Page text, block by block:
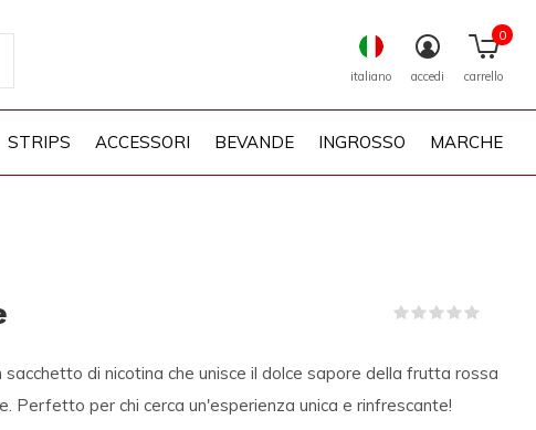
STRIPS ACCESSORI BEVANDE INGROSSO MARCHE
italiano accedi carrello
0
sacchetto di nicotina che unisce il dolce sapore della frutta rossa
Perfetto per chi cerca un'esperienza unica e rinfrescante!